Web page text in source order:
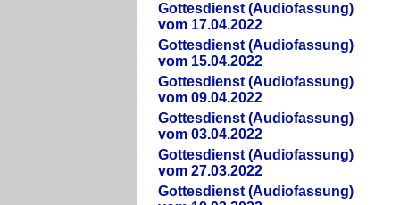
Gottesdienst (Audiofassung)
vom 17.04.2022
Gottesdienst (Audiofassung)
vom 15.04.2022
Gottesdienst (Audiofassung)
vom 09.04.2022
Gottesdienst (Audiofassung)
vom 03.04.2022
Gottesdienst (Audiofassung)
vom 27.03.2022
Gottesdienst (Audiofassung)